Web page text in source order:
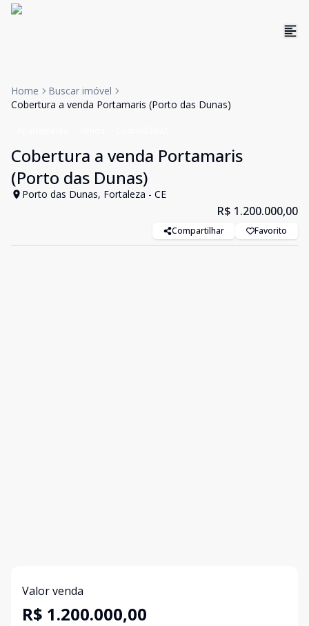
Home
Buscar imóvel
Cobertura a venda Portamaris (Porto das Dunas)
Cobertura a venda Portamaris
(Porto das Dunas)
Porto das Dunas, Fortaleza - CE
R$ 1.200.000,00
Compartilhar Favorito
Valor venda
R$ 1.200.000,00